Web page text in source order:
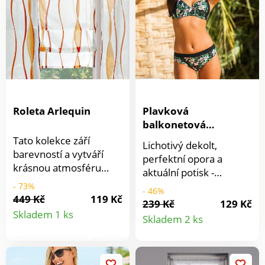
na provlečení tyče.
Rovný spodní okraj.
Prodává se jednotlivě.
Roleta Arlequin
Tato kolekce září
barevností a vytváří
krásnou atmosféru
domova. Průsvitná
roleta se zvlněnými
pruhy jemně ztlumí
sluneční paprsky. Je
na tyčí, opatřená
- 73%
449 Kč
119 Kč
Skladem 1 ks
Detail
Plavková
balkonetová
podprsenka Banari
Lichotivý dekolt,
perfektní opora a
aktuální potisk -
plavková podprsenka
Banari je přímo skvělá!
Široká kontrastní a
vzadu nastavitelná
dílů s podšívkou ze
- 46%
239 Kč
129 Kč
Skladem 2 ks
Detail